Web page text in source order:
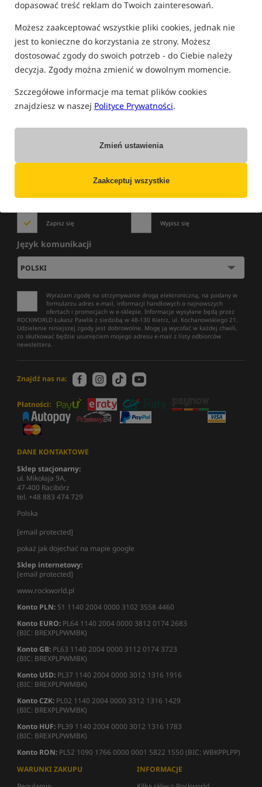
dopasować treść reklam do Twoich zainteresowań.
Możesz zaakceptować wszystkie pliki cookies, jednak nie
jest to konieczne do korzystania ze strony. Możesz
dostosować zgody do swoich potrzeb - do Ciebie należy
decyzja. Zgody można zmienić w dowolnym momencie.
Szczegółowe informacje ma temat plików cookies
znajdziesz w naszej Polityce Prywatności.
Zmień ustawienia
Zaakceptuj wszystkie
PRODUKTY FISHCAMERA
Brak produktów.
WYPRZEDAŻE»PROMOCJE
Zapisz się do newslettera i bądź na bieżącoz najlepszymi okazjami!
Zapisz się Wypisz się
Język komunikacji
Wyrażam zgodę na otrzymywanie drogą elektroniczną, na podany w
formularzu adres e-mail, informacji handlowych o najnowszych
ofertach i promocjach w e-sklepie. Informacje wysyłane będą przez
ROCKWORLD Łukasz Pawlik z siedzibą w 48-130 Kietrz, ul. Kochanowskiego 21.
Udzielenie niniejszej zgody jest dobrowolne. Mogę ją wycofać w każdej chwili,
co skutkować będzie usunięciem mojego adresu e-mail z listy odbiorców
newslettera.
Znajdź nas na:
Płatności:
DANE KONTAKTOWE
Sklep stacjonarny:
ul. Mikołaja 9A,
47-400 Racibórz
tel. +48 883 474 729
Polska
[email protected]
pokaż jak dojechać na mapie google
Sklep internetowy:
[email protected]
www.rockworld.pl
Konto PLN: 51 1140 2004 0000 3102 3558 4460
Konto EURO: PL64 1140 2004 0000 3812 0174 2683
(BIC: BREXPLPWMBK)
Konto GB: PL63 1140 2004 0000 3112 0174 3723
(BIC: BREXPLPWMBK)
Konto USD: PL37 1140 2004 0000 3012 1316 1916
(BIC: BREXPLPWMBK)
Konto CZK: PL02 1140 2004 0000 3312 1316 1429
(BIC: BREXPLPWMBK)
Konto HUF: PL39 1140 2004 0000 3012 1316 1783
(BIC: BREXPLPWMBK)
Konto RON: PL52 1090 1766 0000 0001 5822 1550 (BIC: WBKPPLPP)
WARUNKI ZAKUPU
INFORMACJE